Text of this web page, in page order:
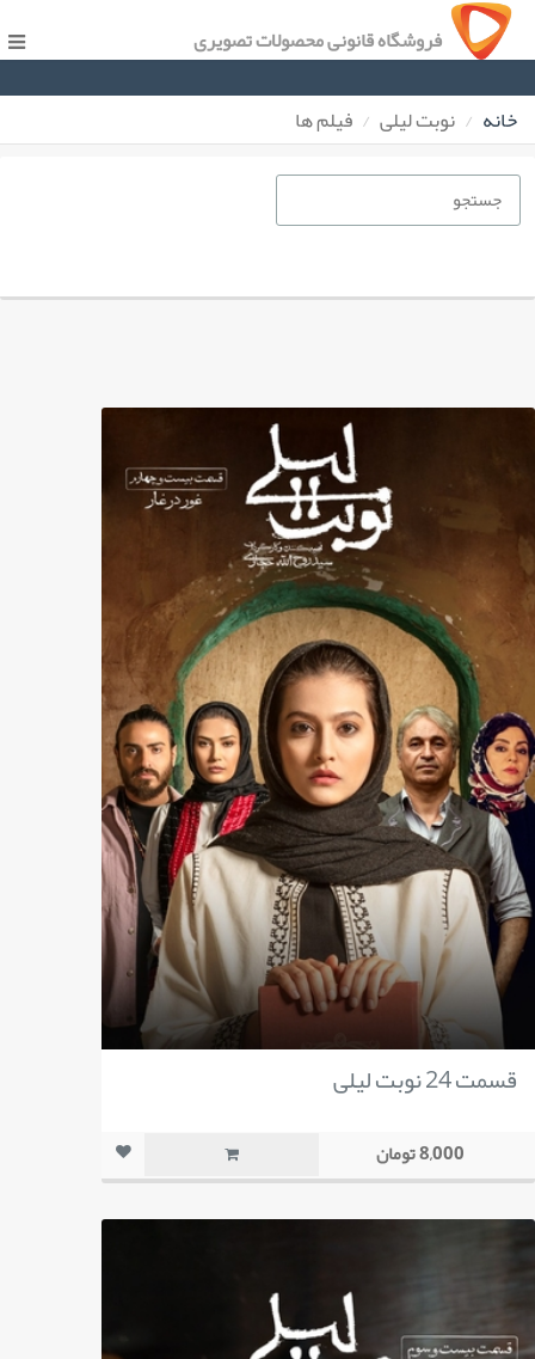
فروشگاه قانونی محصولات تصویری
خانه نوبت لیلی فیلم ها
قسمت 24 نوبت لیلی
8,000 تومان